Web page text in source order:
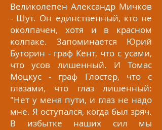
Великолепен Александр Мичков
- Шут. Он единственный, кто не
околпачен, хотя и в красном
колпаке. Запоминается Юрий
Буторин - граф Кент, что с усами,
что усов лишенный. И Томас
Моцкус - граф Глостер, что с
глазами, что глаз лишенный:
"Нет у меня пути, и глаз не надо
мне. Я оступался, когда был зряч.
В избытке наших сил мы